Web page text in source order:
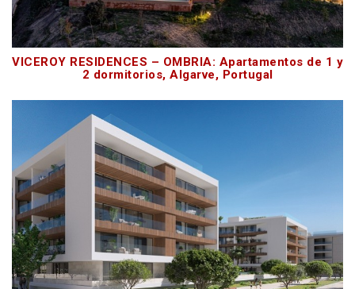
VICEROY RESIDENCES – OMBRIA: Apartamentos de 1 y
2 dormitorios, Algarve, Portugal